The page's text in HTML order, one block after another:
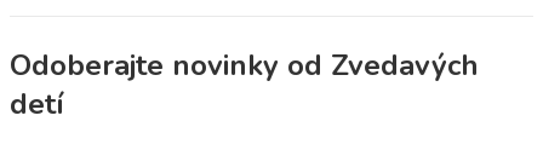
Odoberajte novinky od Zvedavých
detí